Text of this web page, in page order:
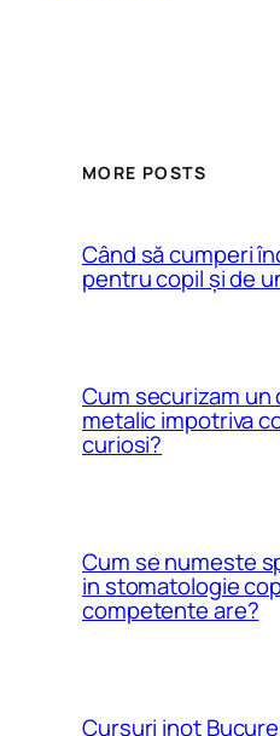
MORE POSTS
Când să cumperi
pentru copil și de
Cum securizam un
metalic impotriva
curiosi?
Cum se numeste
in stomatologie
competente are?
Cursuri inot